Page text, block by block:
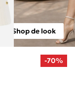
Shop de look
-70%